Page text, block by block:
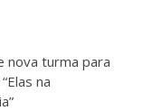
nova turma para
na